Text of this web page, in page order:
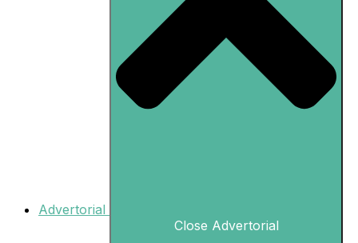
Advertorial
Close Advertorial